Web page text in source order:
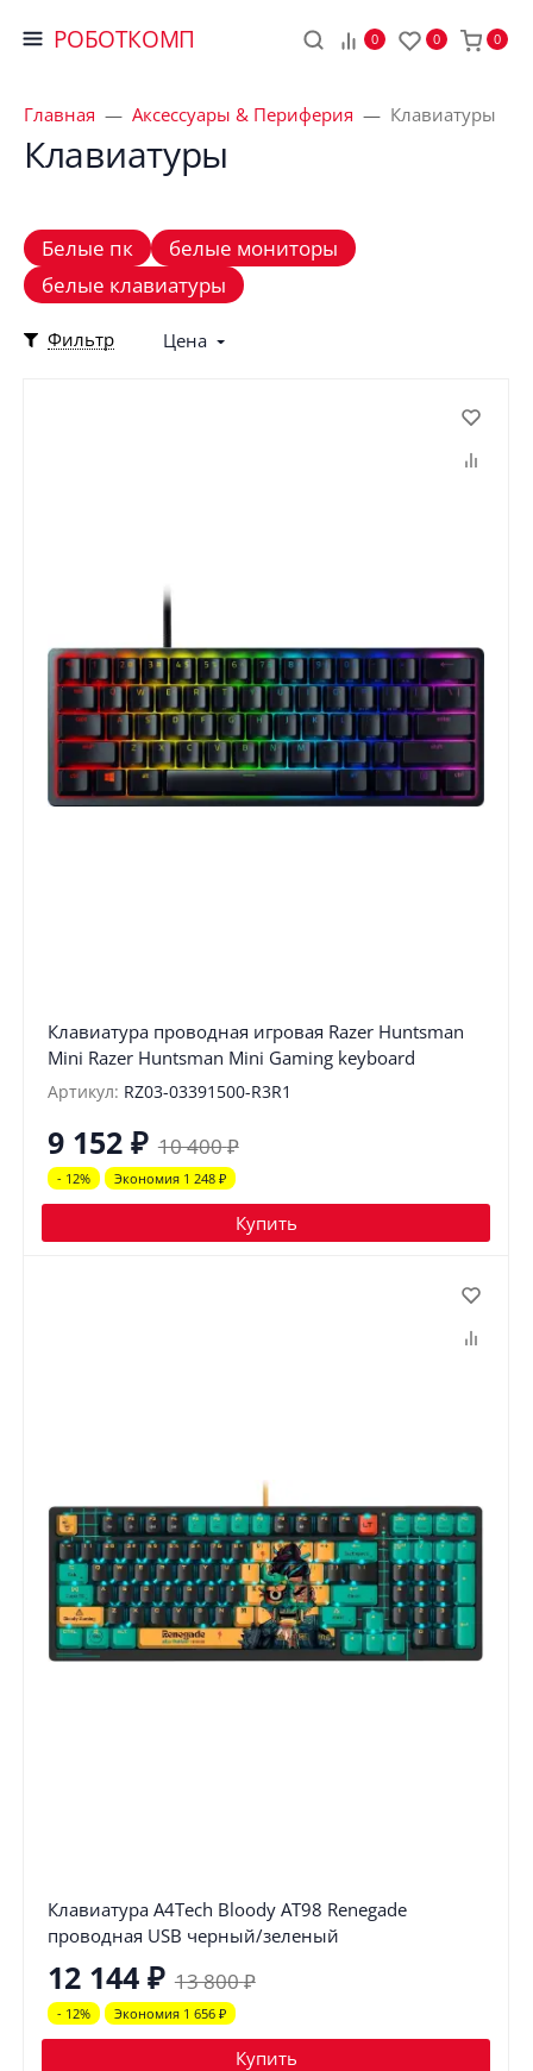
РОБОТКОМП 0 0 0
Главная Аксессуары & Периферия Клавиатуры
Клавиатуры
Белые пк
белые мониторы
белые клавиатуры
Фильтр Цена
Клавиатура проводная игровая Razer Huntsman
Mini Razer Huntsman Mini Gaming keyboard
Артикул: RZ03-03391500-R3R1
9 152 ₽ 10 400₽
- 12% Экономия 1 248 ₽
Купить
Клавиатура A4Tech Bloody AT98 Renegade
проводная USB черный/зеленый
12 144 ₽ 13 800₽
- 12% Экономия 1 656 ₽
Купить